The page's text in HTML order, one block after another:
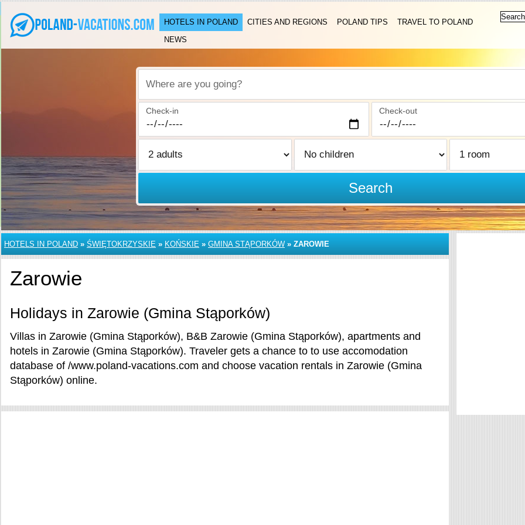
HOTELS IN POLAND CITIES AND REGIONS POLAND TIPS
TRAVEL TO POLAND
NEWS
Where are you going?
Check-in Check-out
Search
HOTELS IN POLAND » ŚWIĘTOKRZYSKIE » KOŃSKIE » GMINA STĄPORKÓW » ZAROWIE
Zarowie
Holidays in Zarowie (Gmina Stąporków)
Villas in Zarowie (Gmina Stąporków), B&B Zarowie (Gmina Stąporków), apartments and
hotels in Zarowie (Gmina Stąporków). Traveler gets a chance to to use accomodation
database of /www.poland-vacations.com and choose vacation rentals in Zarowie (Gmina
Stąporków) online.